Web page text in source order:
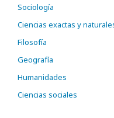
Sociología
Ciencias exactas y
Filosofía
Geografía
Humanidades
Ciencias sociales